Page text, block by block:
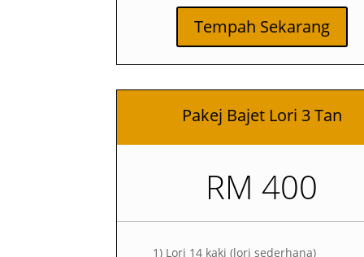
Tempah Sekarang
Pakej Bajet Lori 3 Tan
RM 400
1) Lori 14 kaki (lori sederhana)